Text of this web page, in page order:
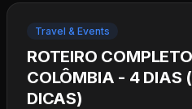
Travel & Events
ROTEIRO
COLÔMBIA - 4 DIAS
DICAS)